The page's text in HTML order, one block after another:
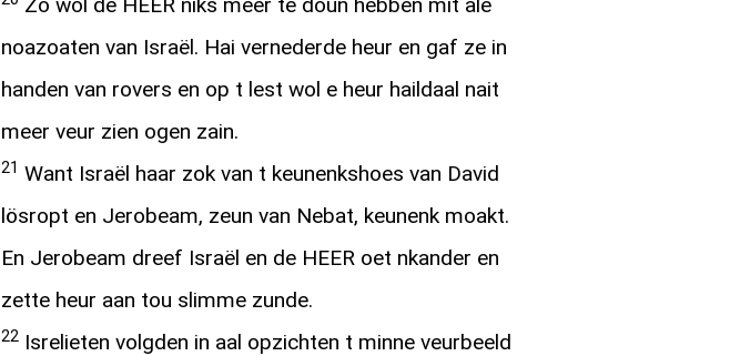
noazoaten van Israël. Hai vernederde heur en gaf ze in
handen van rovers en op t lest wol e heur haildaal nait
meer veur zien ogen zain.
21 Want Israël haar zok van t keunenkshoes van David
lösropt en Jerobeam, zeun van Nebat, keunenk moakt.
En Jerobeam dreef Israël en de HEER oet nkander en
zette heur aan tou slimme zunde.
22 Isrelieten volgden in aal opzichten t minne veurbeeld